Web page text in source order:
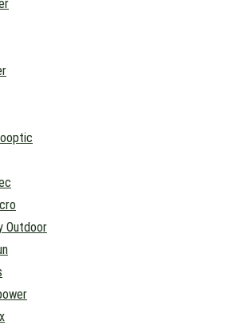
Outdoor